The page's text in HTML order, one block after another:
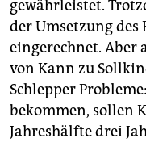
gewährleistet.
der Umsetzung des
eingerechnet. Aber
von Kann zu
Schlepper
bekommen, sollen
Jahreshälfte drei